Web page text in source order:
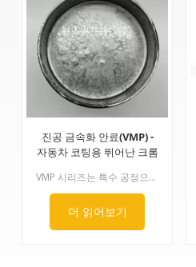
진공 금속화 안료(VMP) -
자동차 코팅용 뛰어난 크롬
VMP 시리즈는 특수 공정으로 제작됩니다. 알루미늄 표면은 매끄럽고 얇지만 직경 대비 두께 비율이 매우 큽니다. 뛰어난 광택, 크롬과 같은 거울 효과, 그리고 은폐력을 모두 갖추고 있어 소량만으로도 완벽한 크롬 도금 효과를 구현할 수 있습니다.용도: 자동차, 휠, 스프레이 페인트, 잉크, 매니큐어 등에 사용
더 읽어보기